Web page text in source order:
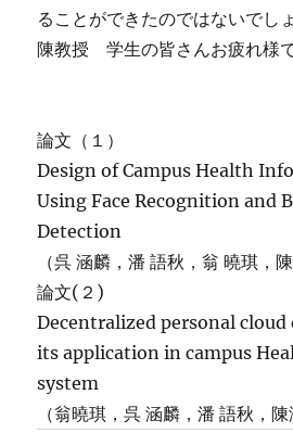
ることができたのではないでし
陳教授 学生の皆さんお疲れ様で
論文（１）
Design of Campus Health
Using Face Recognition and
Detection
（呉 涵麟，潘 語秋，翁 曉琪，陳
論文(２)
Decentralized personal cloud
its application in campus
system
（翁曉琪，呉 涵麟，潘 語秋，陳